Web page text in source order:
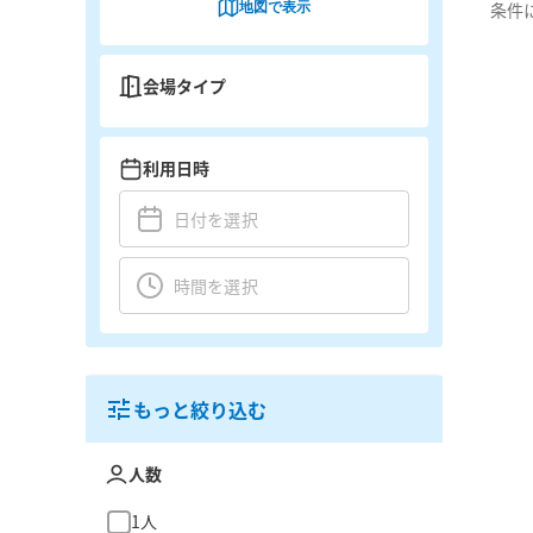
条件
地図で表示
会場タイプ
利用日時
もっと絞り込む
人数
1人